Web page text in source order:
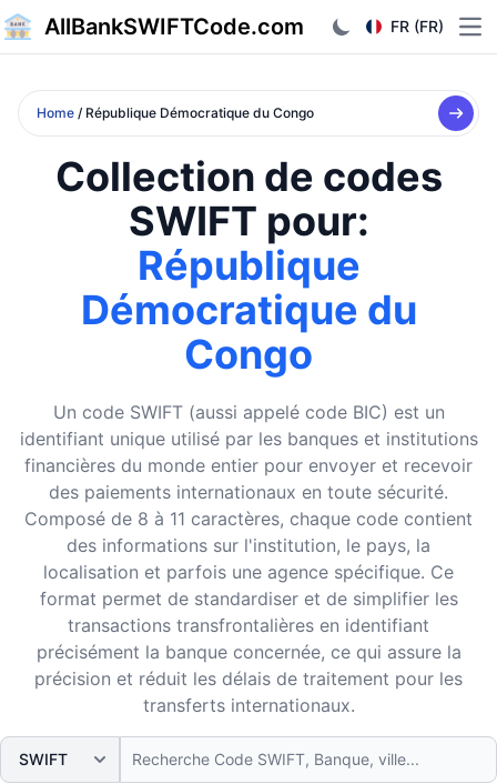
AllBankSWIFTCode.com FR (FR)
Home / République Démocratique du Congo
Collection de codes
SWIFT pour:
République
Démocratique du
Congo
Un code SWIFT (aussi appelé code BIC) est un
identifiant unique utilisé par les banques et institutions
financières du monde entier pour envoyer et recevoir
des paiements internationaux en toute sécurité.
Composé de 8 à 11 caractères, chaque code contient
des informations sur l'institution, le pays, la
localisation et parfois une agence spécifique. Ce
format permet de standardiser et de simplifier les
transactions transfrontalières en identifiant
précisément la banque concernée, ce qui assure la
précision et réduit les délais de traitement pour les
transferts internationaux.